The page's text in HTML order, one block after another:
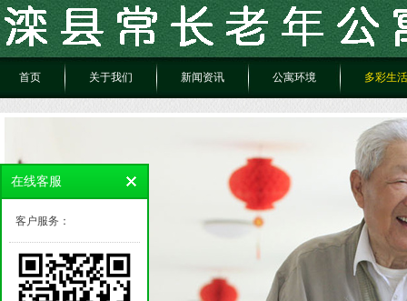
首页 关于我们 新闻资讯 公寓环境 多彩生
在线客服
客户服务：